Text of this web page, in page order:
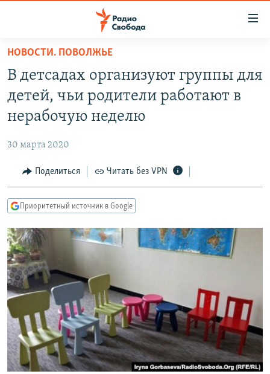
упрощенного
доступа
Вернуться
основному
Вернутся
Вернутся
поиску
ПОДКАСТЫ
АВТОРСКИЕ ПРОЕКТЫ
МНЕНИЯ
КУЛЬТУРА
КАВКАЗ.РЕАЛИИ
СЕВЕР.РЕАЛИИ
СИБИРЬ.РЕАЛИИ
РАСПИСАНИЕ ВЕЩАНИЯ
ПОДПИШИТЕСЬ НА РАССЫЛКУ
СОЦИАЛЬНЫЕ СЕТИ
НОВОСТИ. ПОВОЛЖЬЕ
В детсадах организуют группы для
детей, чьи родители работают в
нерабочую неделю
30 марта 2020
Поделиться Читать без VPN
Приоритетный источник в Google